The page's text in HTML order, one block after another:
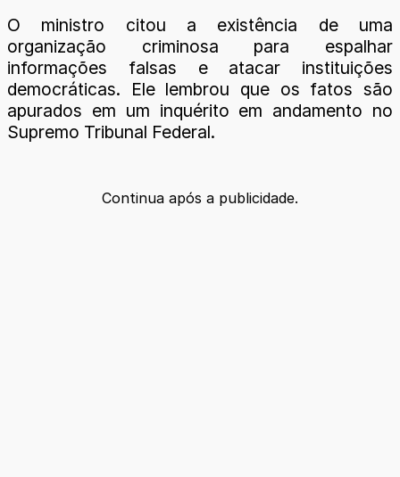
O ministro citou a existência de uma
organização criminosa para espalhar
informações falsas e atacar instituições
democráticas. Ele lembrou que os fatos são
apurados em um inquérito em andamento no
Supremo Tribunal Federal.
Continua após a publicidade.